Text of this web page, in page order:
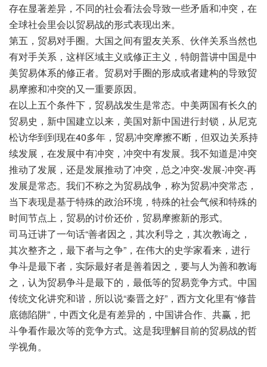
存在显著差异，不同的社会看法会导致一些矛盾和冲突，在
全球社会里会以贸易战的形式表现出来。
第五，贸易对手圈。大国之间有盟友关系、伙伴关系当然也
有对手关系，这样区域主义或修正主义，特朗普讲中国是中
美贸易体系的修正者。贸易对手圈的形成或者建构的导致贸
易摩擦和冲突的又一重要原因。
在以上五个条件下，贸易战发生是常态。中美两国有长久的
贸易史，新中国建立以来，美国对新中国进行封锁，从尼克
松访华到到现在40多年，贸易冲突摩擦不断，但双边关系持
续发展，在发展中有冲突，冲突中有发展。我不知道是冲突
推动了发展，还是发展推动了冲突，总之冲突-发展-冲突-再
发展是常态。我们不称之为贸易战争，称为贸易冲突常态，
当下表现是基于特殊的政治环境，特殊的社会气候和特殊的
时间节点上，贸易的讨价还价，贸易摩擦新的形式。
司马迁讲了一句话“善者因之，其次利导之，其次教诲之，
其次整齐之，最下者与之争”，在伟大的史学家看来，进行
争斗是最下者，实际最好者是善着因之，要与人为善和教诲
之，认为贸易争斗是最下的，最低等的贸易竞争方式。中国
传统文化讲究和谐，所以说“秦晋之好”，西方文化里有“修昔
底德陷阱”，中西文化是有差异的，中国讲合作、共赢，把
斗争看作最次等的竞争方式。这是我理解目前的贸易战的哲
学视角。